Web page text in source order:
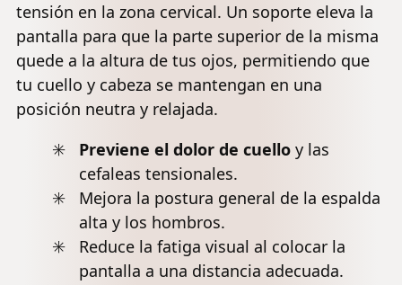
tensión en la zona cervical. Un soporte eleva la
pantalla para que la parte superior de la misma
quede a la altura de tus ojos, permitiendo que
tu cuello y cabeza se mantengan en una
posición neutra y relajada.
Previene el dolor de cuello y las
cefaleas tensionales.
Mejora la postura general de la espalda
alta y los hombros.
Reduce la fatiga visual al colocar la
pantalla a una distancia adecuada.